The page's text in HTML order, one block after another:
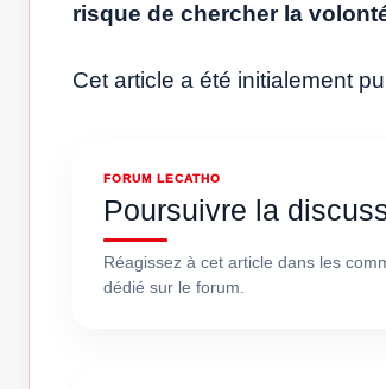
risque de chercher la
Cet article a été initialement
FORUM LECATHO
Poursuivre la
Réagissez à cet article dans les
dédié sur le forum.